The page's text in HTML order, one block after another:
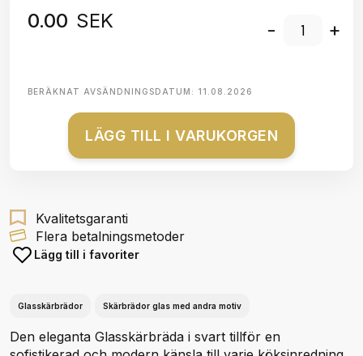
0.00 SEK - +
BERÄKNAT AVSÄNDNINGSDATUM: 11.08.2026
LÄGG TILL I VARUKORGEN
Kvalitetsgaranti
Flera betalningsmetoder
Lägg till i favoriter
Glasskärbrädor Skärbrädor glas med andra motiv
Den eleganta Glasskärbräda i svart tillför en